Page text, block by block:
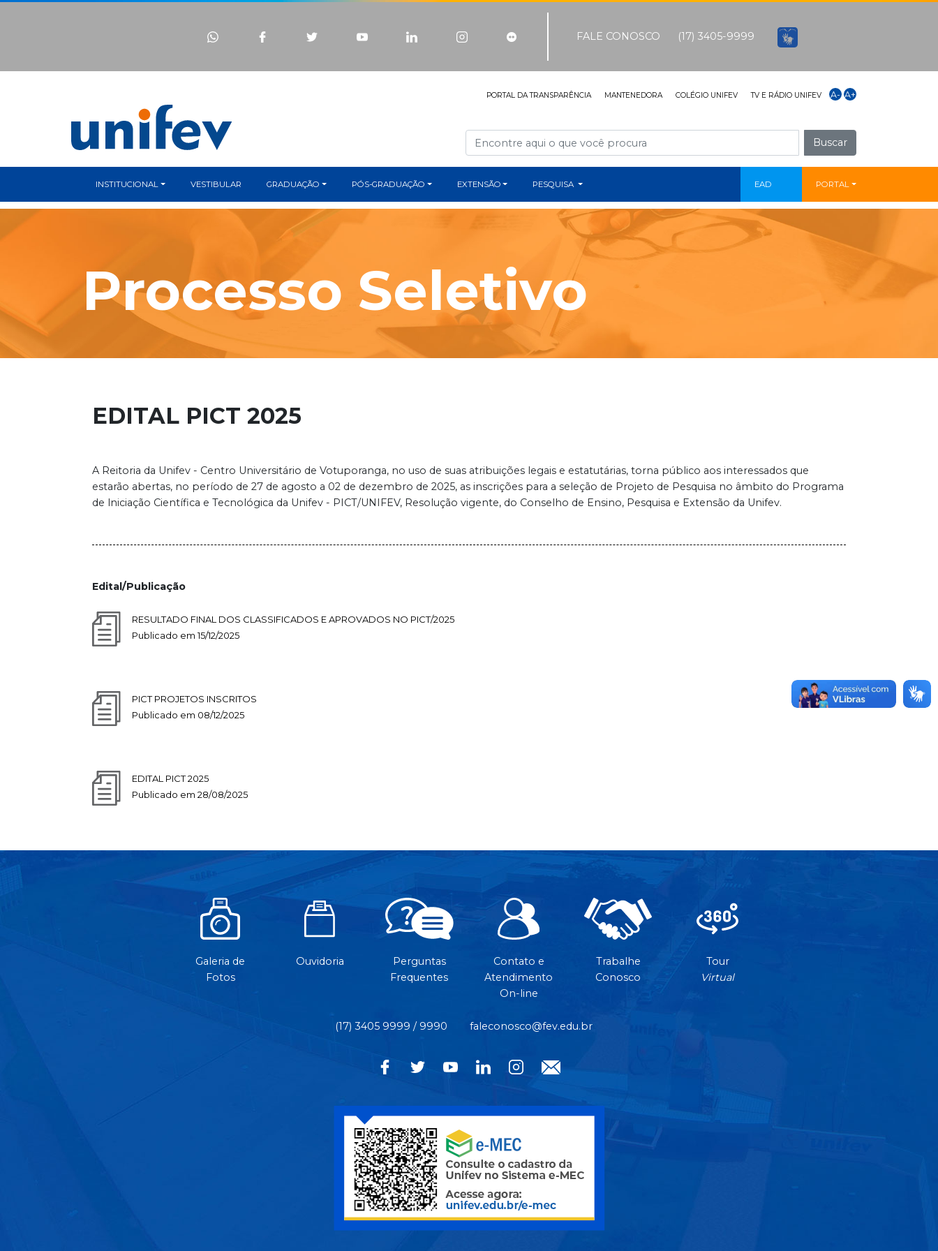
FALE CONOSCO (17) 3405-9999
PORTAL DA TRANSPARÊNCIA MANTENEDORA COLÉGIO UNIFEV TV E RÁDIO UNIFEV A- A+
Buscar
INSTITUCIONAL VESTIBULAR GRADUAÇÃO PÓS-GRADUAÇÃO EXTENSÃO PESQUISA EAD PORTAL
Processo Seletivo
EDITAL PICT 2025
A Reitoria da Unifev - Centro Universitário de Votuporanga, no uso de suas atribuições legais e estatutárias, torna público aos interessados que
estarão abertas, no período de 27 de agosto a 02 de dezembro de 2025, as inscrições para a seleção de Projeto de Pesquisa no âmbito do Programa
de lniciação Científica e Tecnológica da Unifev - PICT/UNIFEV, Resolução vigente, do Conselho de Ensino, Pesquisa e Extensão da Unifev.
Edital/Publicação
RESULTADO FINAL DOS CLASSIFICADOS E APROVADOS NO PICT/2025
Publicado em 15/12/2025
PICT PROJETOS INSCRITOS
Publicado em 08/12/2025
EDITAL PICT 2025
Publicado em 28/08/2025
Galeria de
Fotos
Ouvidoria
Perguntas
Frequentes
Contato e
Atendimento
On-line
Trabalhe
Conosco
Tour
Virtual
(17) 3405 9999 / 9990 faleconosco@fev.edu.br